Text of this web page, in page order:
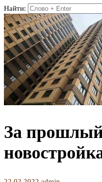
Найти:
За прошлый